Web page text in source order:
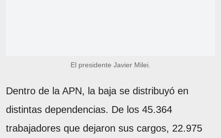
El presidente Javier Milei.
Dentro de la APN, la baja se distribuyó en
distintas dependencias. De los 45.364
trabajadores que dejaron sus cargos, 22.975